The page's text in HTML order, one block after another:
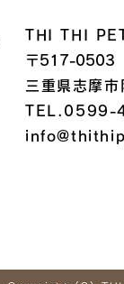
THI THI
〒517-0503
三重県志摩
TEL.0599-